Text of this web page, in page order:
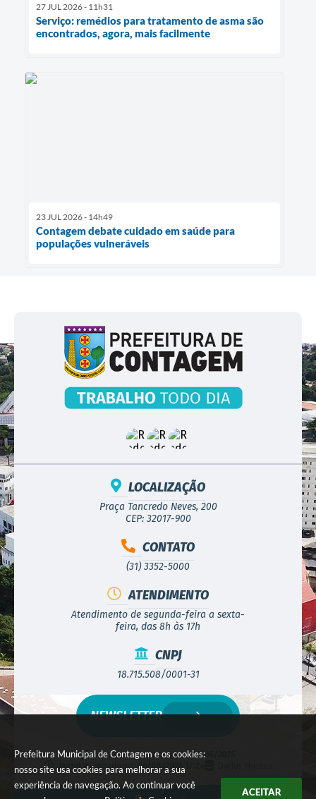
Prefeitura Municipal de Contagem e os cookies:
nosso site usa cookies para melhorar a sua
experiência de navegação. Ao continuar você
ACEITAR
27 JUL 2026 - 11h31
Serviço: remédios para tratamento de asma são
encontrados, agora, mais facilmente
23 JUL 2026 - 14h49
Contagem debate cuidado em saúde para
populações vulneráveis
LOCALIZAÇÃO
Praça Tancredo Neves, 200
CEP: 32017-900
CONTATO
(31) 3352-5000
ATENDIMENTO
Atendimento de segunda-feira a sexta-
feira, das 8h às 17h
CNPJ
18.715.508/0001-31
Versão do Sistema:3.5.3 - 19/06/2026
Portal atualizado em:
06/08/2026 17:24
NEWSLETTER